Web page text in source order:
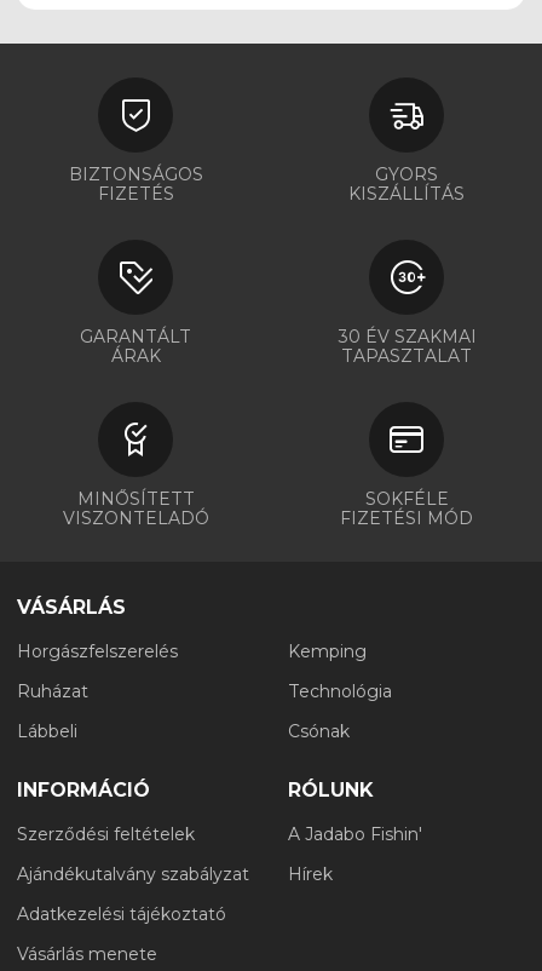
BIZTONSÁGOS
FIZETÉS
GYORS
KISZÁLLÍTÁS
GARANTÁLT
ÁRAK
30 ÉV SZAKMAI
TAPASZTALAT
MINŐSÍTETT
VISZONTELADÓ
SOKFÉLE
FIZETÉSI MÓD
VÁSÁRLÁS
Horgászfelszerelés
Ruházat
Lábbeli
Kemping
Technológia
Csónak
INFORMÁCIÓ
Szerződési feltételek
Ajándékutalvány szabályzat
Adatkezelési tájékoztató
Vásárlás menete
RÓLUNK
A Jadabo Fishin'
Hírek